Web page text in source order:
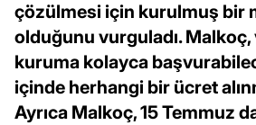
çözülmesi için kurulmuş bir
olduğunu vurguladı. Malkoç,
kuruma kolayca
içinde herhangi bir ücret
Ayrıca Malkoç, 15 Temmuz